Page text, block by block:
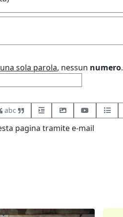
una sola parola, nessun numero.
abc
pagina tramite e-mail